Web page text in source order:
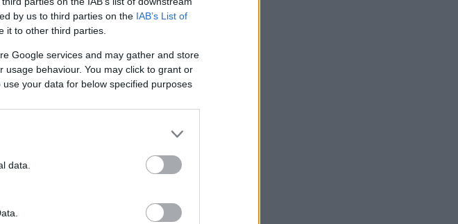
by us to third parties on the IAB’s List of
it to other third parties.
Google services and may gather and store
behaviour. You may click to grant or
your data for below specified purposes
data.